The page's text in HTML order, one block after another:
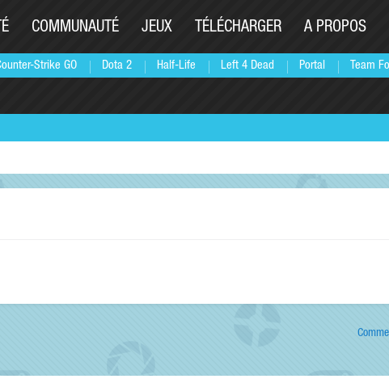
Strike GO Dota 2 Half-Life Left 4 Dead Portal Team
COMMUNAUTÉ JEUX TÉLÉCHARGER A PROPOS